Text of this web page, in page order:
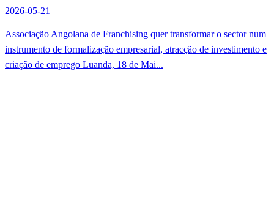
2026-05-21
Associação Angolana de Franchising quer transformar o sector num
instrumento de formalização empresarial, atracção de investimento e
criação de emprego Luanda, 18 de Mai...